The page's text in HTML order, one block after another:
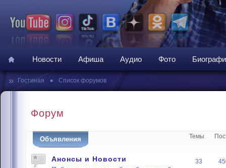
Новости Афиша Аудио Фото
» Гостиная • Список форумов
Форум
Объявления Темы
Анонсы и Новости 33